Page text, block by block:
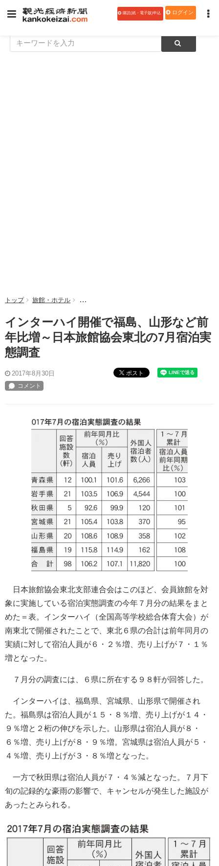
購読(紙・電子版)申込 ログイン
トップ 旅館・ホテル インターハイ開催で福島、山形など前年比増～
インターハイ開催で福島、山形など前
年比増～日本旅館協会東北の7月宿泊実
態調査
2017年8月30日 ポスト
日本旅館協会東北支部連合会はこのほど、会員旅館を対
象に実施している宿泊実態調査の今年７月分の結果をまと
めた＝表。インターハイ（全国高等学校総合体育大会）が
南東北で開催されたことで、東北６県の合計は前年同月の
実績に対して宿泊人員が６・２％増、売り上げが７・１％
増となった。
７月分の調査には、６県に所在する９８軒が回答した。
インターハイは、福島県、宮城県、山形県で開催され
た。福島県は宿泊人員が１５・８％増、売り上げが１４・
９％増と２桁の伸びを示した。山形県は宿泊人員が８・
６％増、売り上げが８・９％増。宮城県は宿泊人員が５・
４％増、売り上げが３・８％増となった。
一方で秋田県は宿泊人員が７・４％減となった。７月下
旬の記録的な豪雨の影響で、キャンセルが発生した施設が
あったとみられる。